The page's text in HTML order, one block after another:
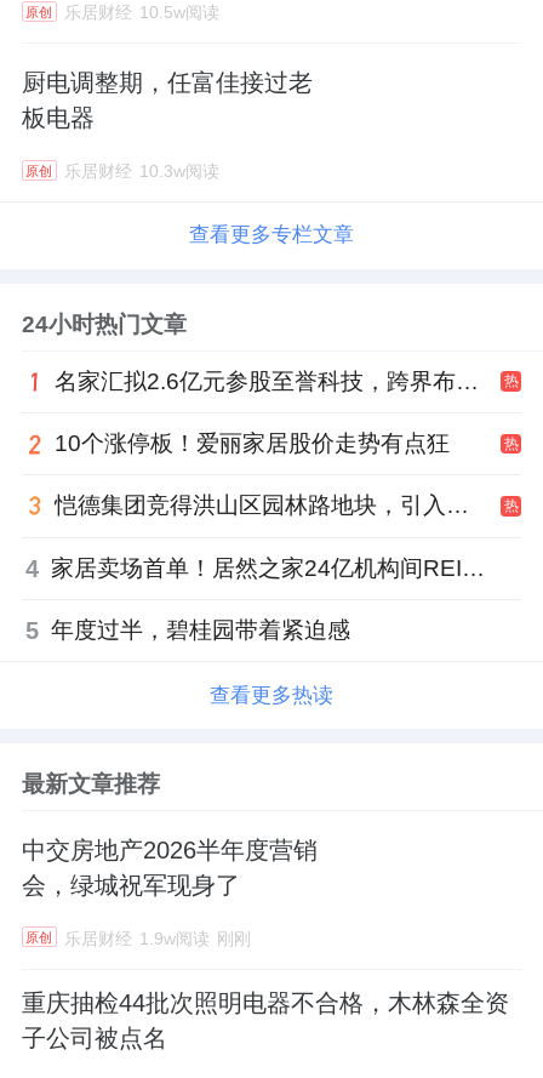
原创 乐居财经 10.5w阅读
厨电调整期，任富佳接过老
板电器
原创 乐居财经 10.3w阅读
查看更多专栏文章
24小时热门文章
名家汇拟2.6亿元参股至誉科技，跨界布局工业级固态存储 热
10个涨停板！爱丽家居股价走势有点狂 热
恺德集团竞得洪山区园林路地块，引入贝好家C2M产品定位及营销服务 热
4 家居卖场首单！居然之家24亿机构间REITs获深交所无异议函
5 年度过半，碧桂园带着紧迫感
查看更多热读
最新文章推荐
中交房地产2026半年度营销
会，绿城祝军现身了
原创 乐居财经 1.9w阅读 刚刚
重庆抽检44批次照明电器不合格，木林森全资
子公司被点名